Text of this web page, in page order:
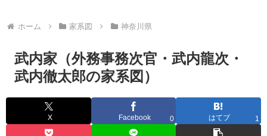
ホーム 家系図 神奈川県
武内家（外務事務次官・武内龍次・
武内徹太郎の家系図）
X Facebook 0 はてブ 1